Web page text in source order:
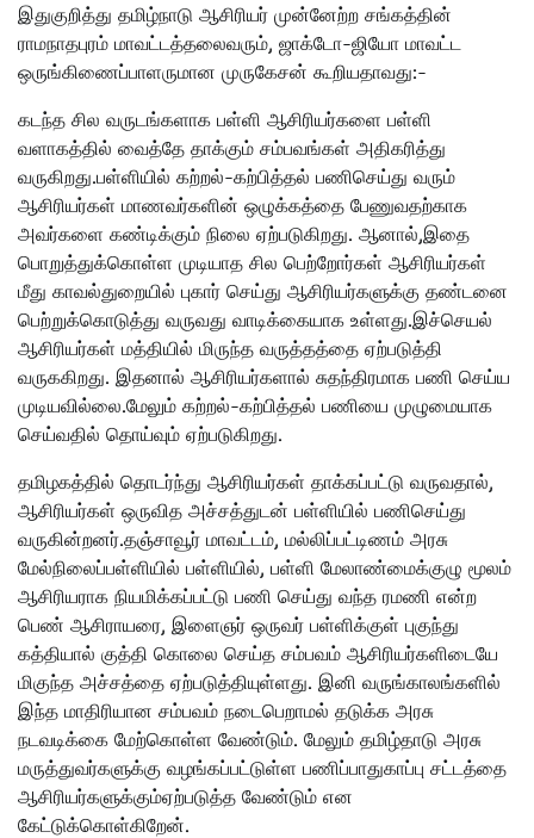
இதுகுறித்து தமிழ்நாடு ஆசிரியர் முன்னேற்ற சங்கத்தின்
ராமநாதபுரம் மாவட்டத்தலைவரும், ஜாக்டோ-ஜியோ மாவட்ட
ஒருங்கிணைப்பாளருமான முருகேசன் கூறியதாவது:-
கடந்த சில வருடங்களாக பள்ளி ஆசிரியர்களை பள்ளி
வளாகத்தில் வைத்தே தாக்கும் சம்பவங்கள் அதிகரித்து
வருகிறது.பள்ளியில் கற்றல்-கற்பித்தல் பணிசெய்து வரும்
ஆசிரியர்கள் மாணவர்களின் ஒழுக்கத்தை பேணுவதற்காக
அவர்களை கண்டிக்கும் நிலை ஏற்படுகிறது. ஆனால்,இதை
பொறுத்துக்கொள்ள முடியாத சில பெற்றோர்கள் ஆசிரியர்கள்
மீது காவல்துறையில் புகார் செய்து ஆசிரியர்களுக்கு தண்டனை
பெற்றுக்கொடுத்து வருவது வாடிக்கையாக உள்ளது.இச்செயல்
ஆசிரியர்கள் மத்தியில் மிருந்த வருத்தத்தை ஏற்படுத்தி
வருககிறது. இதனால் ஆசிரியர்களால் சுதந்திரமாக பணி செய்ய
முடியவில்லை.மேலும் கற்றல்-கற்பித்தல் பணியை முழுமையாக
செய்வதில் தொய்வும் ஏற்படுகிறது.
தமிழகத்தில் தொடர்ந்து ஆசிரியர்கள் தாக்கப்பட்டு வருவதால்,
ஆசிரியர்கள் ஒருவித அச்சத்துடன் பள்ளியில் பணிசெய்து
வருகின்றனர்.தஞ்சாவூர் மாவட்டம், மல்லிப்பட்டிணம் அரசு
மேல்நிலைப்பள்ளியில் பள்ளியில், பள்ளி மேலாண்மைக்குழு மூலம்
ஆசிரியராக நியமிக்கப்பட்டு பணி செய்து வந்த ரமணி என்ற
பெண் ஆசிராயரை, இளைஞர் ஒருவர் பள்ளிக்குள் புகுந்து
கத்தியால் குத்தி கொலை செய்த சம்பவம் ஆசிரியர்களிடையே
மிகுந்த அச்சத்தை ஏற்படுத்தியுள்ளது. இனி வருங்காலங்களில்
இந்த மாதிரியான சம்பவம் நடைபெறாமல் தடுக்க அரசு
நடவடிக்கை மேற்கொள்ள வேண்டும். மேலும் தமிழ்தாடு அரசு
மருத்துவர்களுக்கு வழங்கப்பட்டுள்ள பணிப்பாதுகாப்பு சட்டத்தை
ஆசிரியர்களுக்கும்ஏற்படுத்த வேண்டும் என
கேட்டுக்கொள்கிறேன்.